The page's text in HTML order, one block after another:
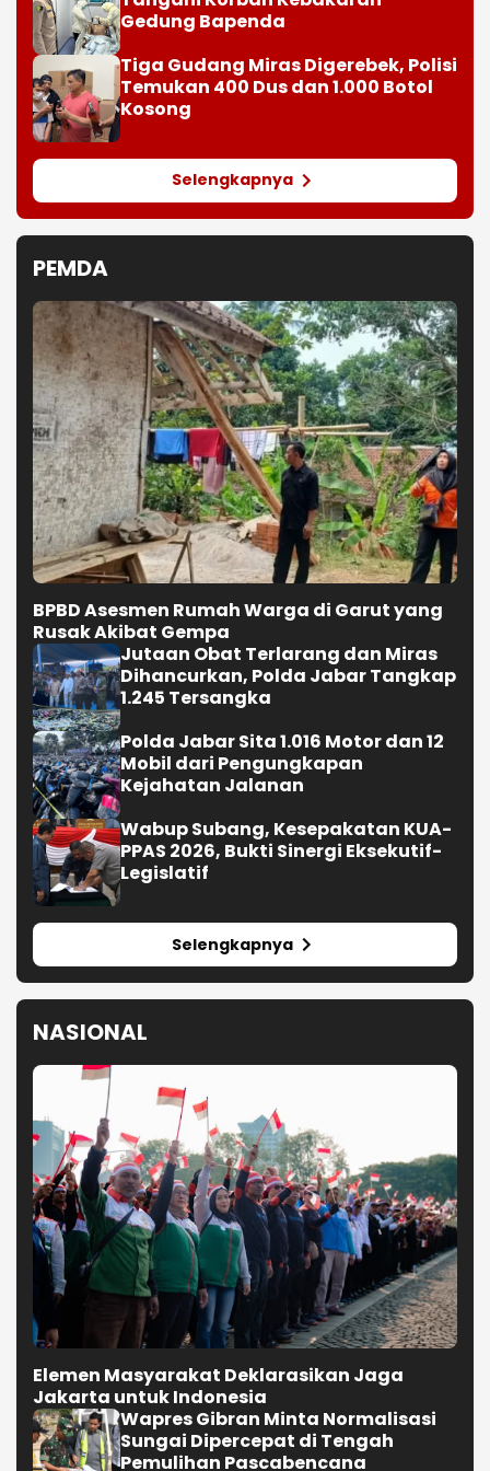
Gedung Bapenda
Tiga Gudang Miras Digerebek, Polisi
Temukan 400 Dus dan 1.000 Botol
Kosong
Selengkapnya
PEMDA
BPBD Asesmen Rumah Warga di Garut yang
Rusak Akibat Gempa
Jutaan Obat Terlarang dan Miras
Dihancurkan, Polda Jabar Tangkap
1.245 Tersangka
Polda Jabar Sita 1.016 Motor dan 12
Mobil dari Pengungkapan
Kejahatan Jalanan
Wabup Subang, Kesepakatan KUA-
PPAS 2026, Bukti Sinergi Eksekutif-
Legislatif
Selengkapnya
NASIONAL
Elemen Masyarakat Deklarasikan Jaga
Jakarta untuk Indonesia
Wapres Gibran Minta Normalisasi
Sungai Dipercepat di Tengah
Pemulihan Pascabencana